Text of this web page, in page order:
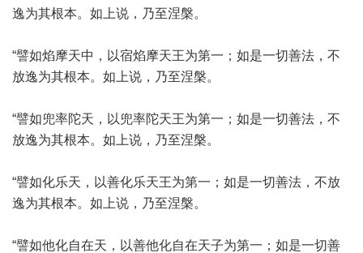
逸为其根本。如上说，乃至涅槃。
“譬如焰摩天中，以宿焰摩天王为第一；如是一切善法，不
放逸为其根本。如上说，乃至涅槃。
“譬如兜率陀天，以兜率陀天王为第一；如是一切善法，不
放逸为其根本。如上说，乃至涅槃。
“譬如化乐天，以善化乐天王为第一；如是一切善法，不放
逸为其根本。如上说，乃至涅槃。
“譬如他化自在天，以善他化自在天子为第一；如是一切善